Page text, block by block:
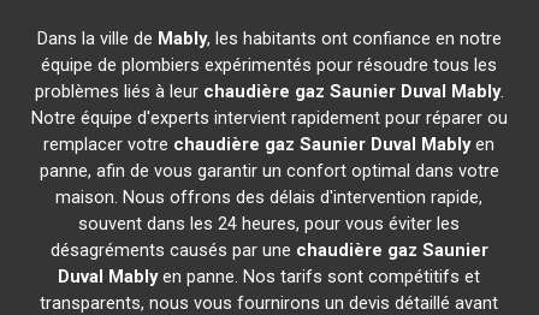
Dans la ville de Mably, les habitants ont confiance en notre
équipe de plombiers expérimentés pour résoudre tous les
problèmes liés à leur chaudière gaz Saunier Duval Mably.
Notre équipe d'experts intervient rapidement pour réparer ou
remplacer votre chaudière gaz Saunier Duval Mablyen
panne, afin de vous garantir un confort optimal dans votre
maison. Nous offrons des délais d'intervention rapide,
souvent dans les 24 heures, pour vous éviter les
désagréments causés par une chaudière gaz Saunier
Duval Mablyen panne. Nos tarifs sont compétitifs et
transparents, nous vous fournirons un devis détaillé avant